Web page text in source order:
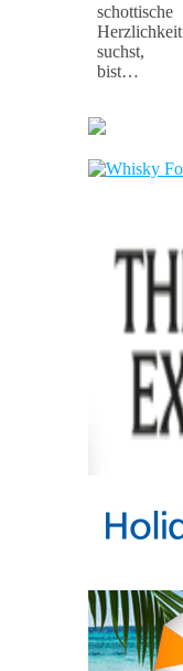
schottische
Herzlichkeit
suchst,
bist…